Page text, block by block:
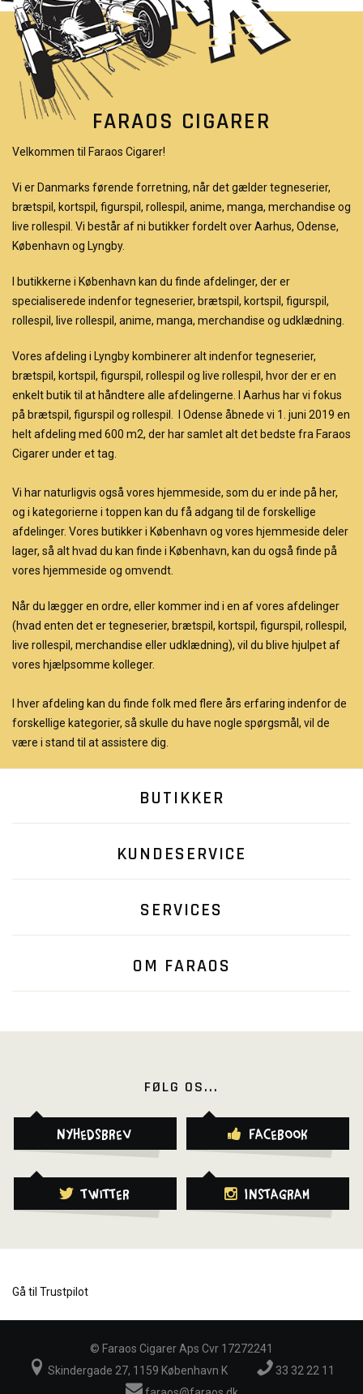
FARAOS CIGARER
Velkommen til Faraos Cigarer!
Vi er Danmarks førende forretning, når det gælder tegneserier,
brætspil, kortspil, figurspil, rollespil, anime, manga, merchandise og
live rollespil. Vi består af ni butikker fordelt over Aarhus, Odense,
København og Lyngby.
I butikkerne i København kan du finde afdelinger, der er
specialiserede indenfor tegneserier, brætspil, kortspil, figurspil,
rollespil, live rollespil, anime, manga, merchandise og udklædning.
Vores afdeling i Lyngby kombinerer alt indenfor tegneserier,
brætspil, kortspil, figurspil, rollespil og live rollespil, hvor der er en
enkelt butik til at håndtere alle afdelingerne. I Aarhus har vi fokus
på brætspil, figurspil og rollespil. I Odense åbnede vi 1. juni 2019 en
helt afdeling med 600 m2, der har samlet alt det bedste fra Faraos
Cigarer under et tag.
Vi har naturligvis også vores hjemmeside, som du er inde på her,
og i kategorierne i toppen kan du få adgang til de forskellige
afdelinger. Vores butikker i København og vores hjemmeside deler
lager, så alt hvad du kan finde i København, kan du også finde på
vores hjemmeside og omvendt.
Når du lægger en ordre, eller kommer ind i en af vores afdelinger
(hvad enten det er tegneserier, brætspil, kortspil, figurspil, rollespil,
live rollespil, merchandise eller udklædning), vil du blive hjulpet af
vores hjælpsomme kolleger.
I hver afdeling kan du finde folk med flere års erfaring indenfor de
forskellige kategorier, så skulle du have nogle spørgsmål, vil de
være i stand til at assistere dig.
BUTIKKER
KUNDESERVICE
SERVICES
OM FARAOS
FØLG OS...
Nyhedsbrev Facebook
Twitter Instagram
Gå til Trustpilot
© Faraos Cigarer Aps Cvr 17272241
Skindergade 27, 1159 København K
33 32 22 11